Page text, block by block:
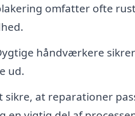
omfatter ofte
håndværkere
ud.
sikre, at reparationer